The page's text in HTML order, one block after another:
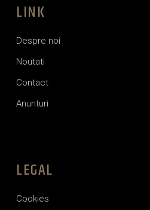
LINK
Despre noi
Noutati
Contact
Anunturi
LEGAL
Cookies